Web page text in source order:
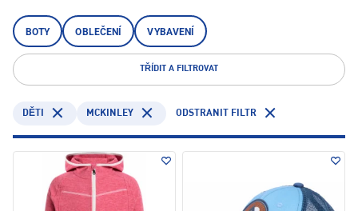
BOTY OBLEČENÍ VYBAVENÍ
TŘÍDIT A FILTROVAT
DĚTI MCKINLEY ODSTRANIT FILTR